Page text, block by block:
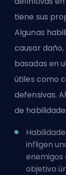
tiene sus
Algunas
causar
basadas en
útiles como
defensivas.
de
infligen
enemigos
objetivo